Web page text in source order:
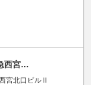
西宮…
宮北口ビルⅡ